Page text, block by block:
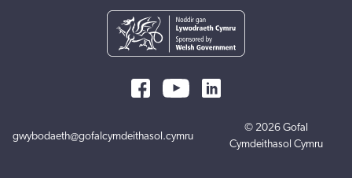
gwybodaeth@gofalcymdeithasol.cymru
© 2026 Gofal
Cymdeithasol Cymru